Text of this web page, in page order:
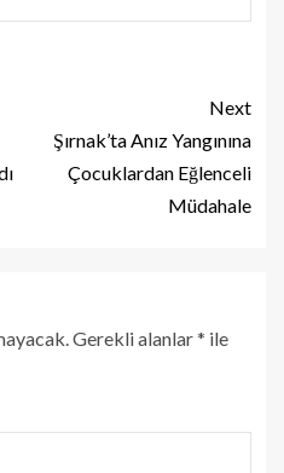
Next
Şırnak’ta Anız Yangınına
Çocuklardan Eğlenceli
Müdahale
Gerekli alanlar* ile